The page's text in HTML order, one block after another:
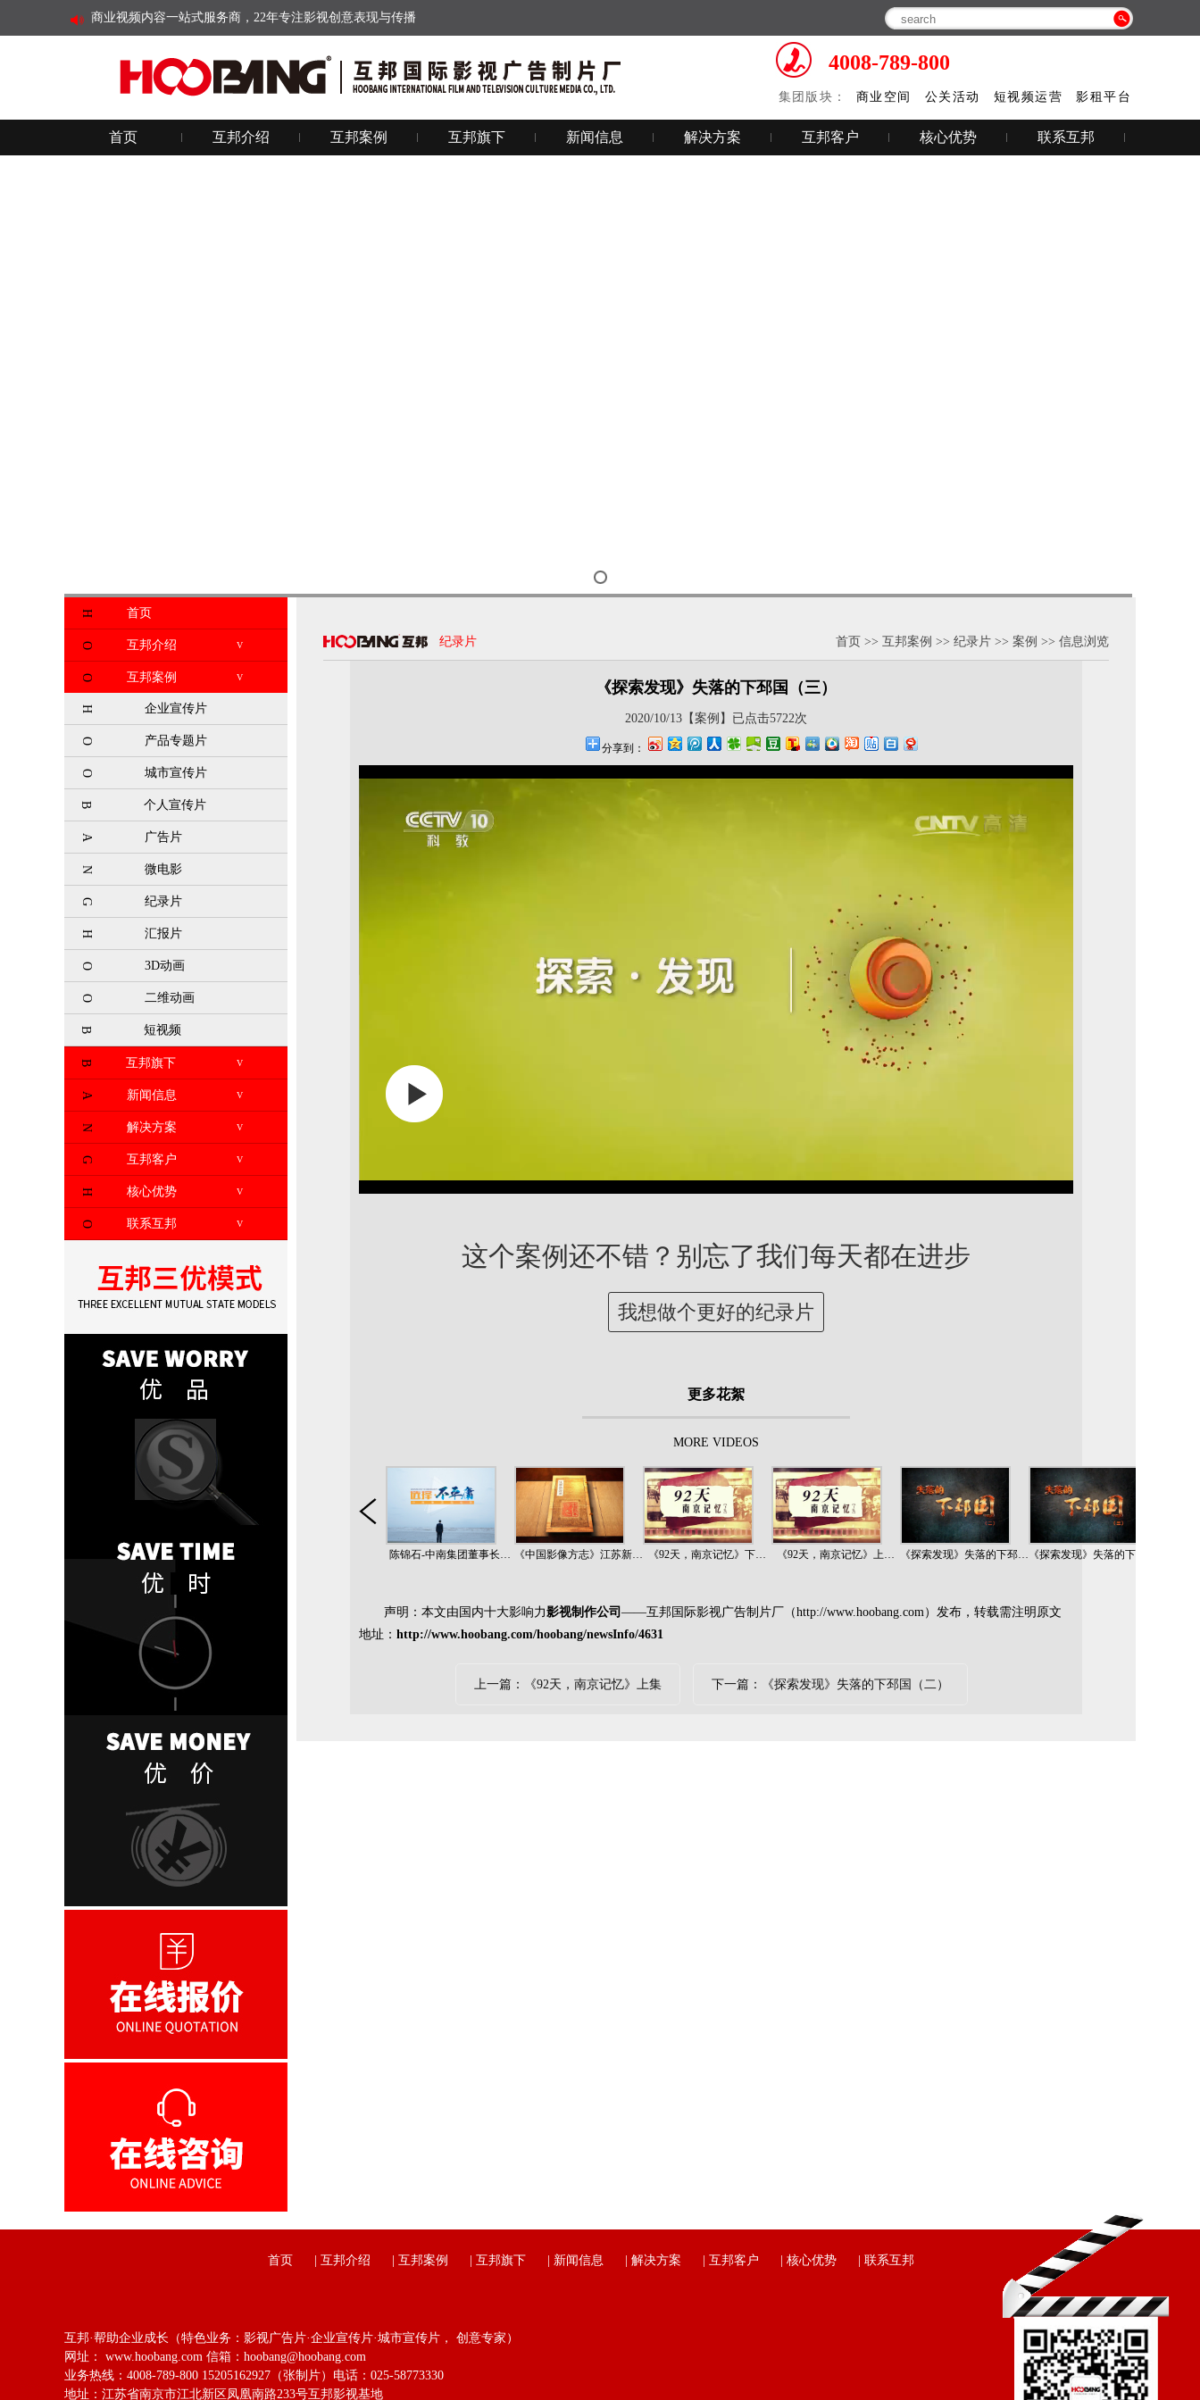
商业视频内容一站式服务商，22年专注影视创意表现与传播
4008-789-800
集团版块： 商业空间 公关活动 短视频运营 影租平台
首页 互邦介绍 互邦案例 互邦旗下 新闻信息 解决方案 互邦客户 核心优势 联系互邦
H 首页
O V
互邦介绍
O V
互邦案例
H 企业宣传片
O 产品专题片
O 城市宣传片
B 个人宣传片
A 广告片
N 微电影
G 纪录片
H 汇报片
O 3D动画
O 二维动画
B 短视频
B V
互邦旗下
A V
新闻信息
N V
解决方案
G V
互邦客户
H V
核心优势
O V
联系互邦
纪录片 首页 >> 互邦案例 >> 纪录片 >> 案例 >> 信息浏览
《探索发现》失落的下邳国（三）
2020/10/13【案例】已点击5722次
分享到：
这个案例还不错？别忘了我们每天都在进步
我想做个更好的纪录片
更多花絮
MORE VIDEOS
陈锦石-中南集团董事长… 《中国影像方志》江苏新… 《92天，南京记忆》下… 《92天，南京记忆》上… 《探索发现》失落的下邳… 《探索发现》失落的下邳…
声明：本文由国内十大影响力影视制作公司 ——互邦国际影视广告制片厂（http://www.hoobang.com）发布，转载需注明原文
地址： http://www.hoobang.com/hoobang/newsInfo/4631
上一篇：《92天，南京记忆》上集 下一篇：《探索发现》失落的下邳国（二）
首页 互邦介绍 互邦案例 互邦旗下 新闻信息 解决方案 互邦客户 核心优势 联系互邦
互邦·帮助企业成长（特色业务：影视广告片·企业宣传片·城市宣传片， 创意专家）
网址： www.hoobang.com 信箱：hoobang@hoobang.com
业务热线：4008-789-800 15205162927（张制片）电话：025-58773330
地址：江苏省南京市江北新区凤凰南路233号互邦影视基地